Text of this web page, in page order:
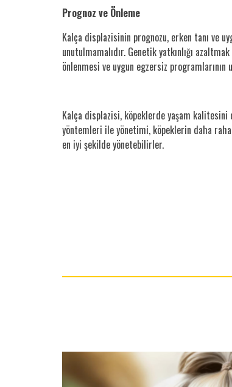
Prognoz ve Önleme
Kalça displazisinin prognozu, erken tanı ve
unutulmamalıdır. Genetik yatkınlığı
önlenmesi ve uygun egzersiz
Kalça displazisi, köpeklerde yaşam
yöntemleri ile yönetimi, köpeklerin daha
en iyi şekilde yönetebilirler.